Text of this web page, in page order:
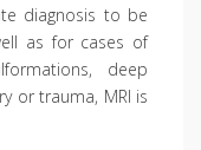
diagnosis to be
as for cases of
deep
or trauma, MRI is